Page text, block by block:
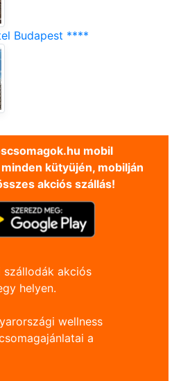
Budapest ****
mobil
kütyüjén, mobilján
akciós szállás!
szállodák akciós
helyen.
wellness
a